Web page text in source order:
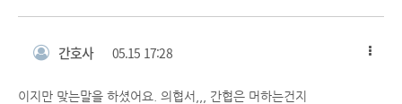
간호사 05.15 17:28
이지만 맞는말을 하셨어요. 의협서,,, 간협은 머하는건지